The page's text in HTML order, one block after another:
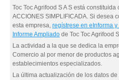
Toc Toc Agrifood S A S está
ACCIONES SIMPLIFICADA. Si desea
esta empresa, regístrese en eInforma
Informe Ampliado de Toc Toc Agrifood
La actividad a la que se dedica la
Comercio al por menor de productos
establecimientos especializados.
La última actualización de los datos de